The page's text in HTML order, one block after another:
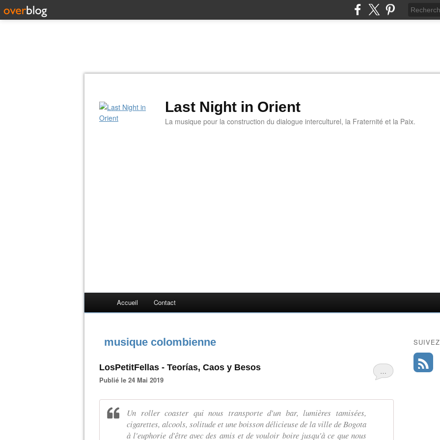
Last Night in Orient
La musique pour la construction du dialogue interculturel, la Fraternité et la Paix.
Accueil Contact
musique colombienne
…
LosPetitFellas - Teorías, Caos y Besos
Publié le 24 Mai 2019
Un roller coaster qui nous transporte d'un bar, lumières tamisées,
cigarettes, alcools, solitude et une boisson délicieuse de la ville de Bogota
à l'euphorie d'être avec des amis et de vouloir boire jusqu'à ce que nous